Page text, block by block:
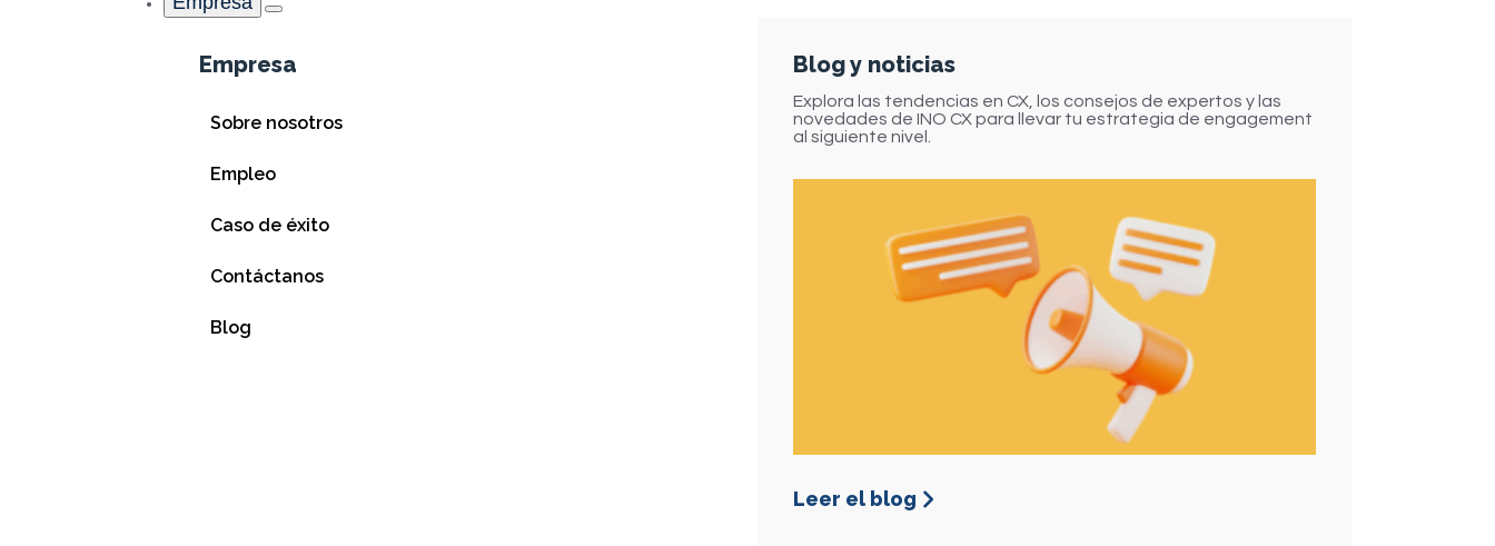
Empresa
Sobre nosotros
Empleo
Caso de éxito
Contáctanos
Blog
Blog y noticias
Explora las tendencias en CX, los consejos de expertos y las
novedades de INO CX para llevar tu estrategia de engagement
al siguiente nivel.
Leer el blog